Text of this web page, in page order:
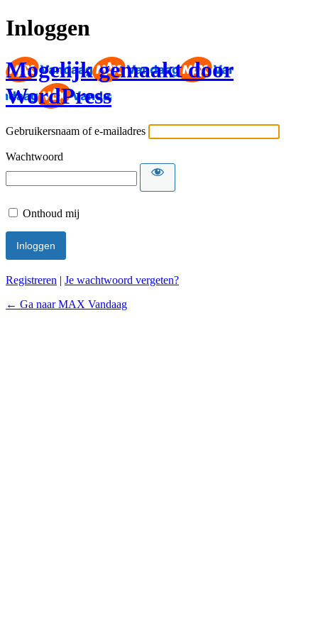
Inloggen
Mogelijk gemaakt door
WordPress
Gebruikersnaam of e-mailadres
Wachtwoord
Onthoud mij
Registreren | Je wachtwoord vergeten?
← Ga naar MAX Vandaag